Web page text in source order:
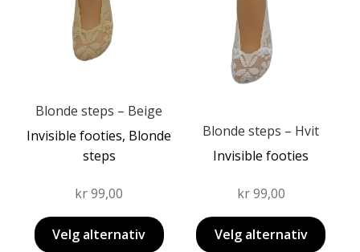
Blonde steps – Beige
Invisible footies, Blonde
steps
kr99,00
Velg alternativ
varianter.
Alternativene
kan
produktsiden
Blonde steps – Hvit
Invisible footies
kr99,00
Velg alternativ
flere
varianter.
Alternativene
kan
produktsiden